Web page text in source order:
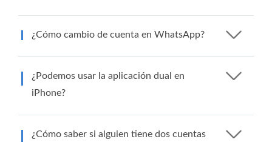
¿Cómo cambio de cuenta en WhatsApp?
¿Podemos usar la aplicación dual en
iPhone?
¿Cómo saber si alguien tiene dos cuentas